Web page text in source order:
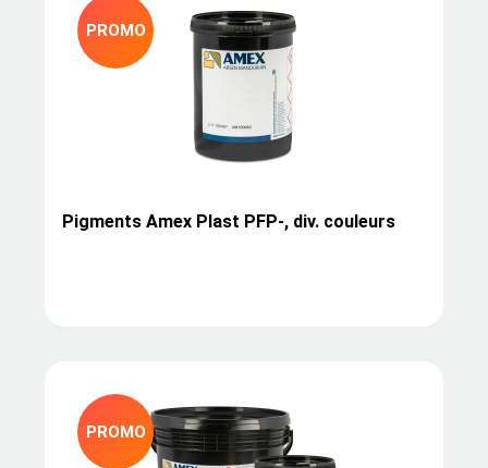
PROMO
Pigments Amex Plast PFP-, div. couleurs
PROMO